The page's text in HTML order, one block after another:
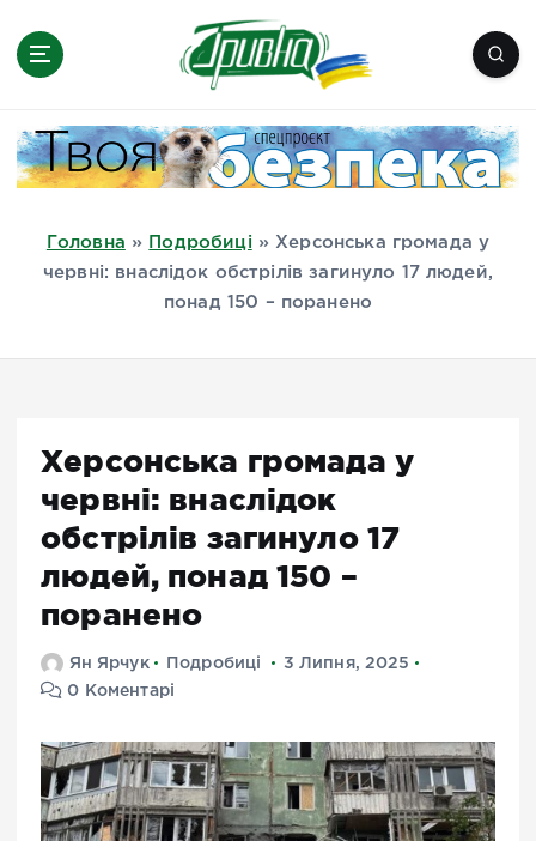
Миколаїв, Одеса, Мелітополь
Головна » Подробиці » Херсонська громада у
червні: внаслідок обстрілів загинуло 17 людей,
понад 150 – поранено
Херсонська громада у
червні: внаслідок
обстрілів загинуло 17
людей, понад 150 –
поранено
Ян Ярчук Подробиці
3 Липня, 2025
0 Коментарі